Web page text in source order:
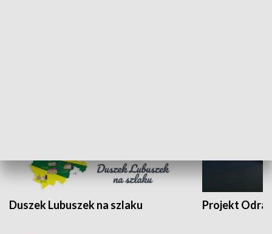
Duszek Lubuszek na szlaku Projekt Odra